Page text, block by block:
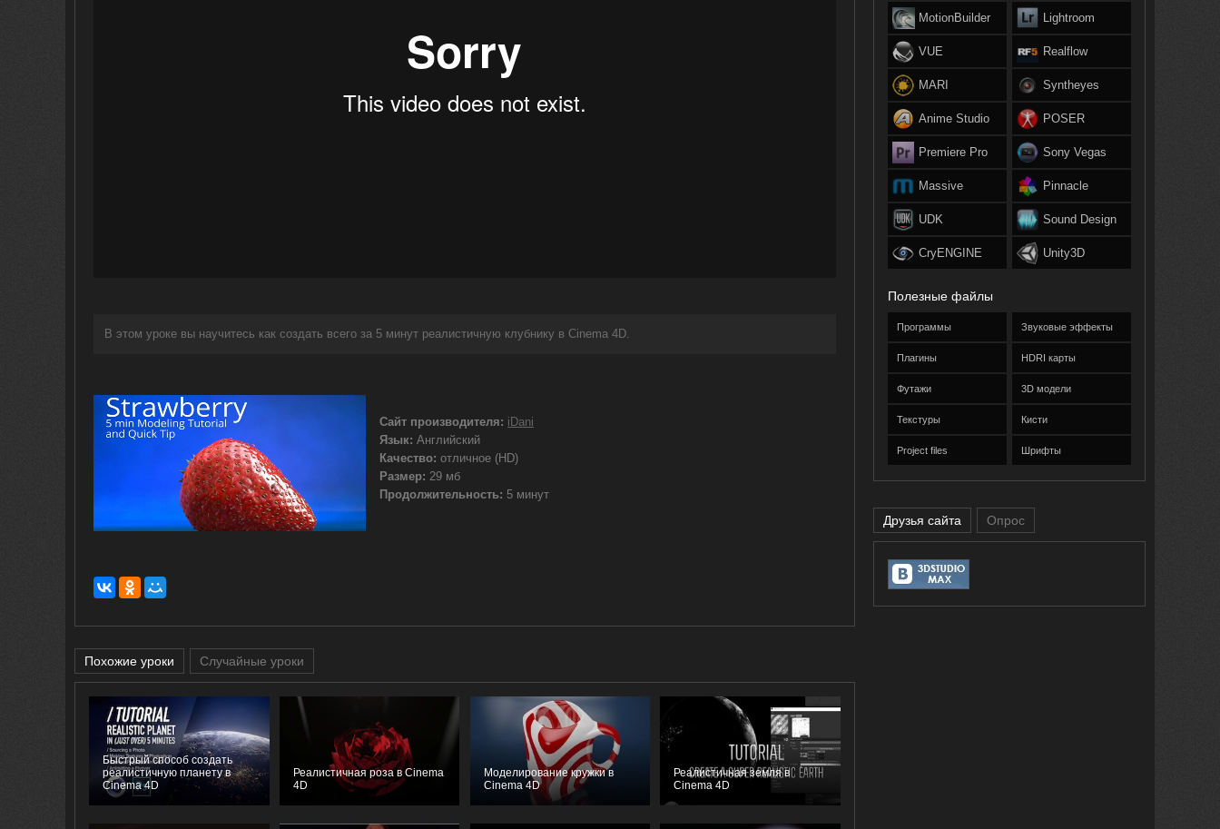
В этом уроке вы научитесь как создать всего за 5 минут реалистичную клубнику в Cinema 4D.
Сайт производителя: iDani
Язык: Английский
Качество: отличное (HD)
Размер: 29 мб
Продолжительность: 5 минут
Похожие уроки Случайные уроки
Быстрый способ создать
реалистичную планету в
Cinema 4D
Реалистичная роза в Cinema
4D
Моделирование кружки в
Cinema 4D
Реалистичная земля в
Cinema 4D
MotionBuilder
VUE
MARI
Anime Studio
Premiere Pro
Massive
UDK
CryENGINE
Lightroom
Realflow
Syntheyes
POSER
Sony Vegas
Pinnacle
Sound Design
Unity3D
Полезные файлы
Программы
Плагины
Футажи
Текстуры
Project files
Звуковые эффекты
HDRI карты
3D модели
Кисти
Шрифты
Друзья сайта Опрос